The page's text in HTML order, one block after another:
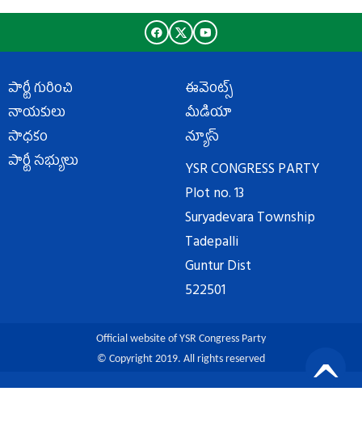
పార్టీ గురించి
నాయకులు
సాధకం
పార్టీ సభ్యులు
ఈవెంట్స్
మీడియా
న్యూస్
YSR CONGRESS PARTY
Plot no. 13
Suryadevara Township
Tadepalli
Guntur Dist
522501
Official website of YSR Congress Party
© Copyright 2019. All rights reserved